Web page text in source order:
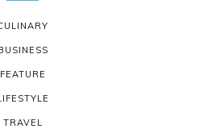
FEATURE
TRAVEL